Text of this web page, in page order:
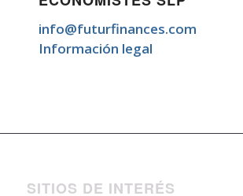
info@futurfinances.com
Información legal
SITIOS DE INTERÉS